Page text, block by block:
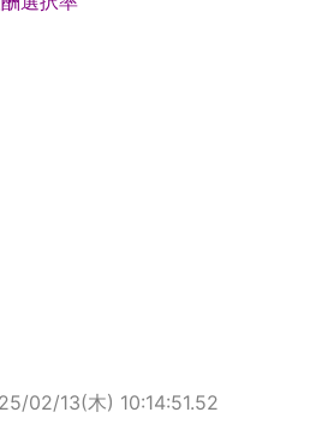
02/13(木) 10:14:51.52